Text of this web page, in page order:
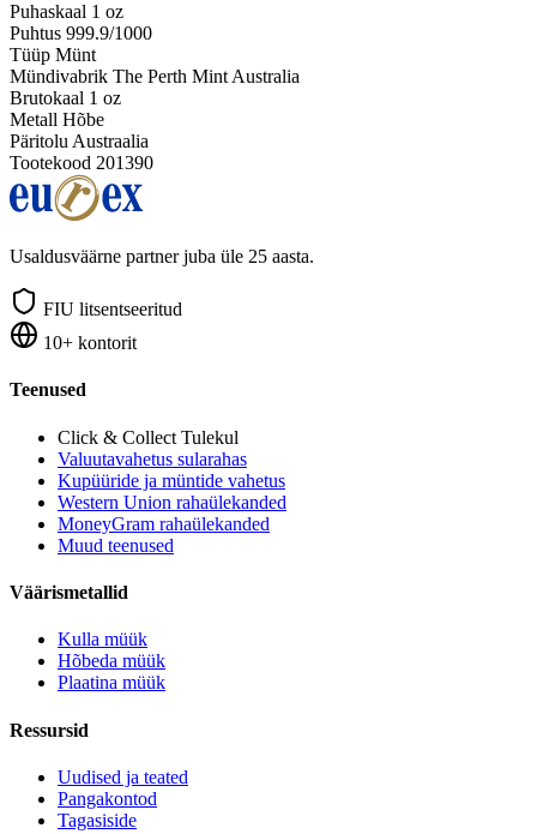
Puhaskaal 1 oz
Puhtus 999.9/1000
Tüüp Münt
Mündivabrik The Perth Mint Australia
Brutokaal 1 oz
Metall Hõbe
Päritolu Austraalia
Tootekood 201390
Usaldusväärne partner juba üle 25 aasta.
FIU litsentseeritud
10+ kontorit
Teenused
Click & Collect Tulekul
Valuutavahetus sularahas
Kupüüride ja müntide vahetus
Western Union rahaülekanded
MoneyGram rahaülekanded
Muud teenused
Väärismetallid
Kulla müük
Hõbeda müük
Plaatina müük
Ressursid
Uudised ja teated
Pangakontod
Tagasiside